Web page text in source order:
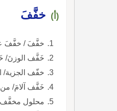
(أ) خفَّفَ
خفَّفَ / خفَّفَ
خَفَّف الوزنَ/
خفّف الجزية/
خَفَّف آلامَ/ من
محلول مخفَّف: